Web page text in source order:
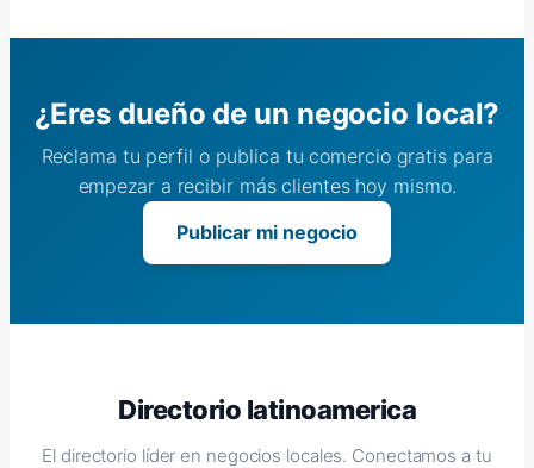
¿Eres dueño de un negocio local?
Reclama tu perfil o publica tu comercio gratis para
empezar a recibir más clientes hoy mismo.
Publicar mi negocio
Directorio latinoamerica
El directorio líder en negocios locales. Conectamos a tu